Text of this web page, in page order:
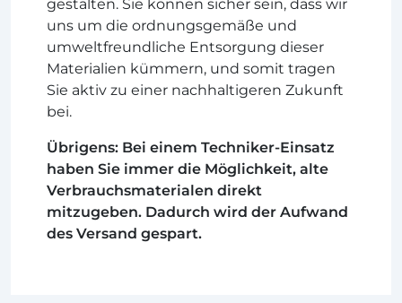
gestalten. Sie können sicher sein, dass wir
uns um die ordnungsgemäße und
umweltfreundliche Entsorgung dieser
Materialien kümmern, und somit tragen
Sie aktiv zu einer nachhaltigeren Zukunft
bei.
Übrigens: Bei einem Techniker-Einsatz
haben Sie immer die Möglichkeit, alte
Verbrauchsmaterialen direkt
mitzugeben. Dadurch wird der Aufwand
des Versand gespart.